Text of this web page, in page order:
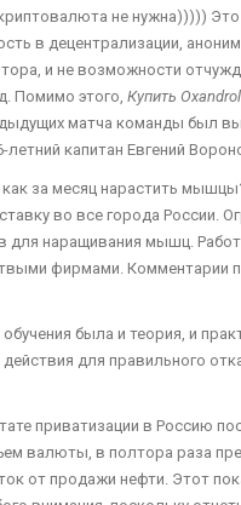
не нужна)))))
в децентрализации,
и не возможности
Помимо этого, Купить
матча команды был
летний капитан Евгений
за месяц нарастить
во все города России.
для наращивания мышц.
фирмами. Комментарии
была и теория, и
для правильного
приватизации в Россию
валюты, в полтора раза
от продажи нефти. Этот